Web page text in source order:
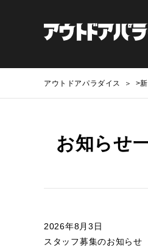
アウトドアパラダイス >
お知らせ
2026年8月3日
スタッフ募集のお知らせ